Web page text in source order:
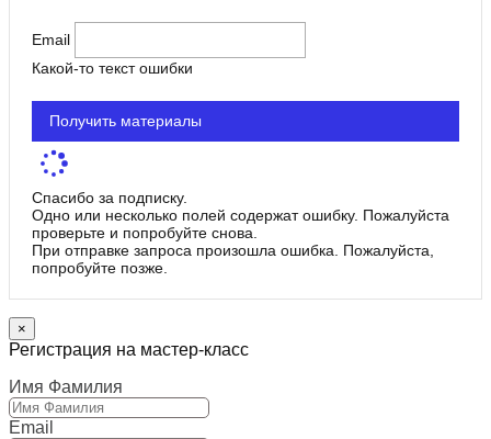
Email
Какой-то текст ошибки
Получить материалы
Спасибо за подписку.
Одно или несколько полей содержат ошибку. Пожалуйста
проверьте и попробуйте снова.
При отправке запроса произошла ошибка. Пожалуйста,
попробуйте позже.
×
Регистрация на мастер-класс
Имя Фамилия
Email